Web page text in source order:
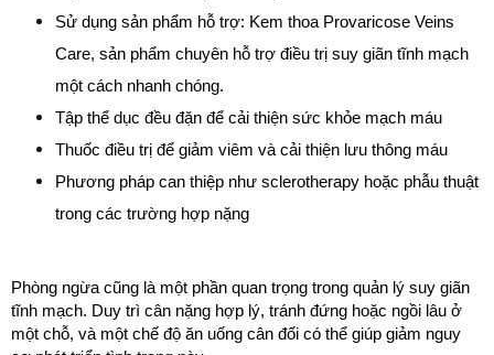
Sử dụng sản phẩm hỗ trợ: Kem thoa Provaricose Veins
Care, sản phẩm chuyên hỗ trợ điều trị suy giãn tĩnh mạch
một cách nhanh chóng.
Tập thể dục đều đặn để cải thiện sức khỏe mạch máu
Thuốc điều trị để giảm viêm và cải thiện lưu thông máu
Phương pháp can thiệp như sclerotherapy hoặc phẫu thuật
trong các trường hợp nặng
Phòng ngừa cũng là một phần quan trọng trong quản lý suy giãn
tĩnh mạch. Duy trì cân nặng hợp lý, tránh đứng hoặc ngồi lâu ở
một chỗ, và một chế độ ăn uống cân đối có thể giúp giảm nguy